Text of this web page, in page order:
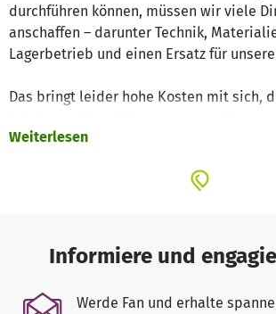
durchführen können, müssen wir viele
anschaffen – darunter Technik,
Lagerbetrieb und einen Ersatz für
Das bringt leider hohe Kosten mit sich,
Daher freuen wir uns über jede
Jugendliche möglich zu machen.
Vielen Dank für eure Hilfe und
Euer Ministranten- und Jugendgruppen
Weiterlesen
Informiere und
Werde Fan und erhalte